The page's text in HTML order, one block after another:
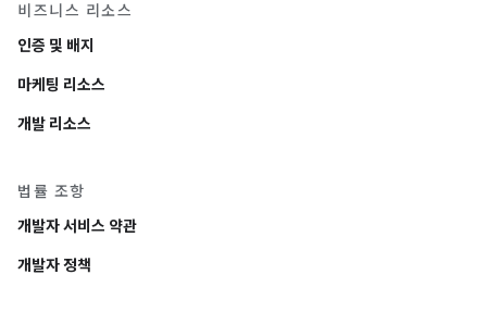
비즈니스 리소스
인증 및 배지
마케팅 리소스
개발 리소스
법률 조항
개발자 서비스 약관
개발자 정책